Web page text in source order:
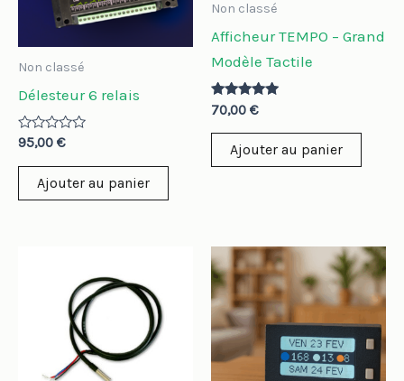
Non classé
Délesteur 6 relais
Note
sur
95,00 €
Ajouter au panier
Non classé
Afficheur TEMPO – Grand
Modèle Tactile
Note
5.00
sur 5
70,00 €
Ajouter au panier